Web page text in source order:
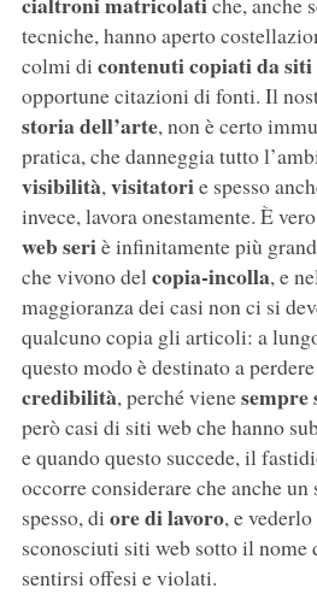
tecniche, hanno aperto
colmi di contenuti copiati da
opportune citazioni di fonti. Il
storia dell’arte, non è certo
pratica, che danneggia tutto
visibilità,visitatorie spesso
invece, lavora onestamente. È
web seriè infinitamente più
che vivono delcopia-incolla, e
maggioranza dei casi non ci si
qualcuno copia gli articoli: a
questo modo è destinato a perdere
credibilità, perché vienesempre
però casi di siti web che hanno
e quando questo succede, il
occorre considerare che anche
spesso, di ore di lavoro, e
sconosciuti siti web sotto il nome
sentirsi offesi e violati.